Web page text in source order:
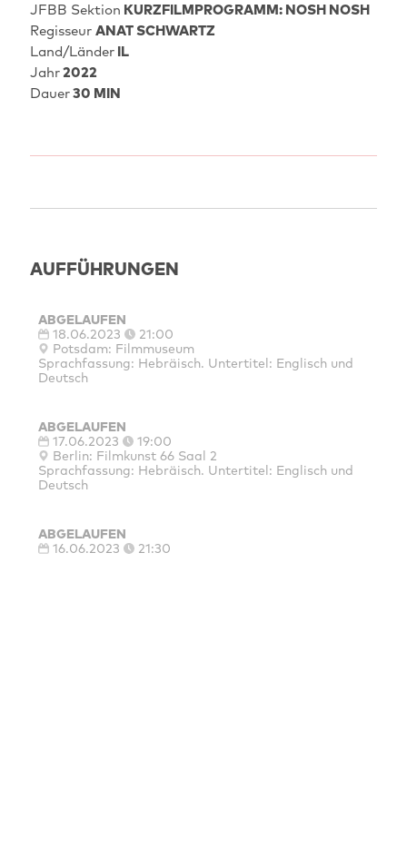
JFBB Sektion KURZFILMPROGRAMM: NOSH NOSH
Regisseur ANAT SCHWARTZ
Land/LänderIL
Jahr2022
Dauer30 MIN
AUFFÜHRUNGEN
ABGELAUFEN
18.06.2023
21:00
Potsdam: Filmmuseum
Sprachfassung: Hebräisch. Untertitel: Englisch und
Deutsch
ABGELAUFEN
17.06.2023
19:00
Berlin: Filmkunst 66 Saal 2
Sprachfassung: Hebräisch. Untertitel: Englisch und
Deutsch
ABGELAUFEN
16.06.2023
21:30